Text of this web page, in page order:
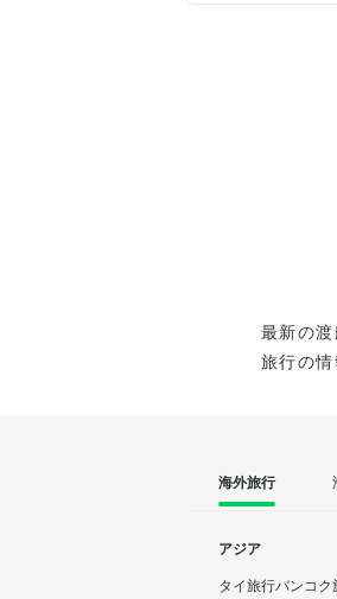
最新の渡
旅行の
海外旅行
アジア
タイ旅行バンコク